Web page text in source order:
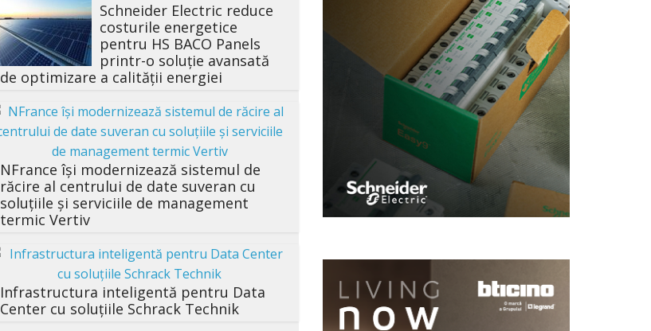
Schneider Electric reduce
costurile energetice
pentru HS BACO Panels
printr-o soluție avansată
de optimizare a calității energiei
NFrance își modernizează sistemul de
răcire al centrului de date suveran cu
soluțiile și serviciile de management
termic Vertiv
Infrastructura inteligentă pentru Data
Center cu soluțiile Schrack Technik